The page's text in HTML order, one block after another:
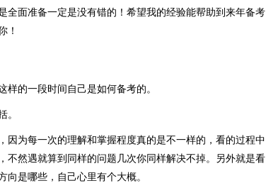
全面准备一定是没有错的！希望我的经验能帮助到来年备考
！
的一段时间自己是如何备考的。
。
为每一次的理解和掌握程度真的是不一样的，看的过程中
不然遇就算到同样的问题几次你同样解决不掉。另外就是看
是哪些，自己心里有个大概。